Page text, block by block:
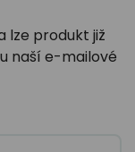
lze produkt již
naší e-mailové